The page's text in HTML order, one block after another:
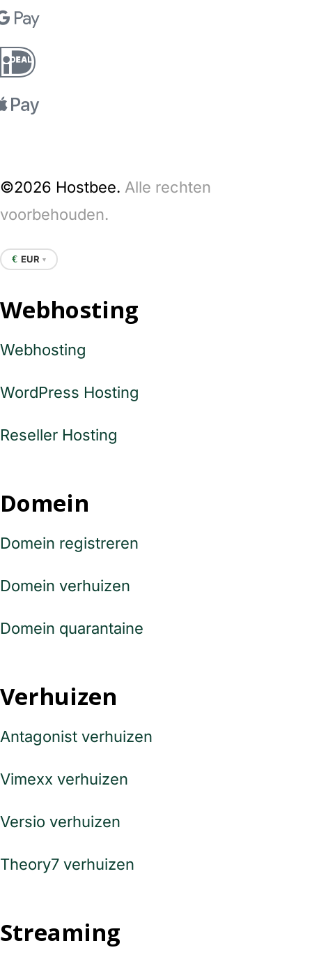
©2026 Hostbee. Alle rechten
voorbehouden.
€ EUR ▼
Webhosting
Webhosting
WordPress Hosting
Reseller Hosting
Domein
Domein registreren
Domein verhuizen
Domein quarantaine
Verhuizen
Antagonist verhuizen
Vimexx verhuizen
Versio verhuizen
Theory7 verhuizen
Streaming